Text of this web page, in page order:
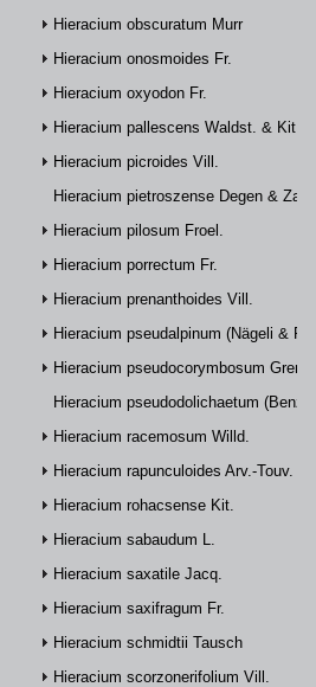
Hieracium obscuratum Murr
Hieracium onosmoides Fr.
Hieracium oxyodon Fr.
Hieracium pallescens Waldst. & Kit.
Hieracium picroides Vill.
Hieracium pietroszense Degen & Zahn
Hieracium pilosum Froel.
Hieracium porrectum Fr.
Hieracium prenanthoides Vill.
Hieracium pseudalpinum (Nägeli &
Hieracium pseudocorymbosum Gremli
Hieracium pseudodolichaetum (Benz
Hieracium racemosum Willd.
Hieracium rapunculoides Arv.-Touv.
Hieracium rohacsense Kit.
Hieracium sabaudum L.
Hieracium saxatile Jacq.
Hieracium saxifragum Fr.
Hieracium schmidtii Tausch
Hieracium scorzonerifolium Vill.